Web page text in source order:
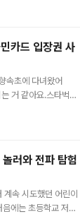
을 공항 인근 호텔에
온도로 보온되는 써
따뜻한 보온 도시락
구입한 써모스 보온
끼! 아들을 위해 너
카드 입장권 사
속초에 다녀왔어
거 같아요.스타벅스
큰~ 워터파크가 있
이상하게 고성에 위
고 해야 할까요? 오션
준비되어 있어요.
천드려요.야외 사우
한 바람~ 따뜻한 온
러와 전파 탐험
속 시도했던 어린이
에는 초등학교 저학